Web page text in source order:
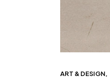
ART & DESIGN